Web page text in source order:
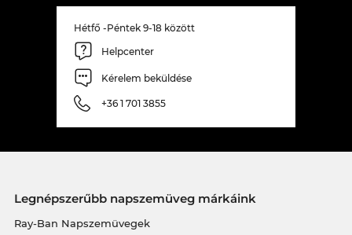
Hétfő -Péntek 9-18 között
Helpcenter
Kérelem beküldése
+36 1 701 3855
Legnépszerűbb napszemüveg márkáink
Ray-Ban Napszemüvegek